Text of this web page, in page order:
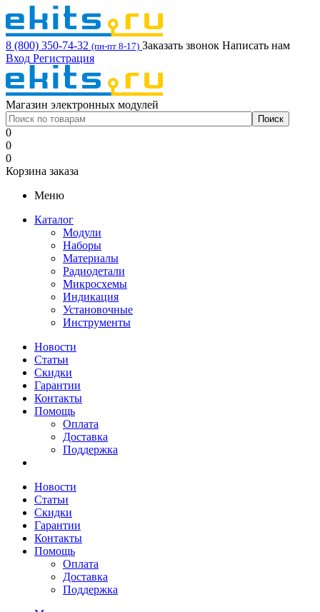
8 (800) 350-74-32 (пн-пт 8-17) Заказать звонок Написать нам
Вход Регистрация
Магазин электронных модулей
0
0
0
Корзина заказа
Меню
Каталог
Модули
Наборы
Материалы
Радиодетали
Микросхемы
Индикация
Установочные
Инструменты
Новости
Статьи
Скидки
Гарантии
Контакты
Помощь
Оплата
Доставка
Поддержка
Новости
Статьи
Скидки
Гарантии
Контакты
Помощь
Оплата
Доставка
Поддержка